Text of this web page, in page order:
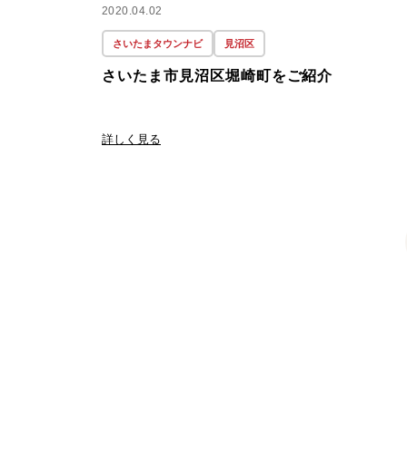
2020.04.02
さいたまタウンナビ 見沼区
さいたま市見沼区堀崎町をご紹介
詳しく見る